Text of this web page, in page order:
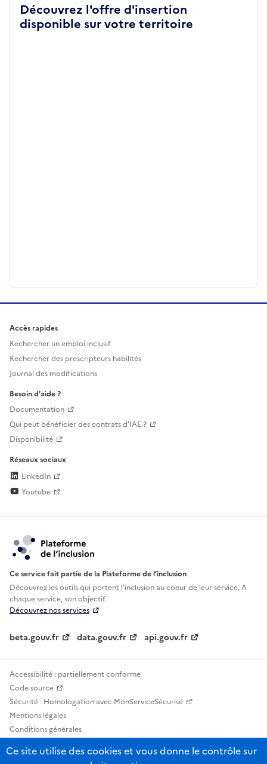
Découvrez l'offre d'insertion
disponible sur votre territoire
Accès rapides
Rechercher un emploi inclusif
Rechercher des prescripteurs habilités
Journal des modifications
Besoin d'aide ?
Documentation
Qui peut bénéficier des contrats d'IAE ?
Disponibilité
Réseaux sociaux
LinkedIn
Youtube
Ce service fait partie de la Plateforme de l’inclusion
Découvrez les outils qui portent l'inclusion aucoeur de leur service. A
chaque service, son objectif.
Découvrez nos services
beta.gouv.fr data.gouv.fr api.gouv.fr
Accessibilité : partiellement conforme
Code source
Sécurité : Homologation avec MonServiceSécurisé
Mentions légales
Conditions générales
Statistiques, lexiques et indicateurs
Ce site utilise des cookies et vous donne le contrôle sur